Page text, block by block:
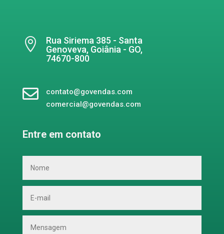

Rua Siriema 385 - Santa
Genoveva, Goiânia - GO,
74670-800

contato@govendas.com
comercial@govendas.com
Entre em contato